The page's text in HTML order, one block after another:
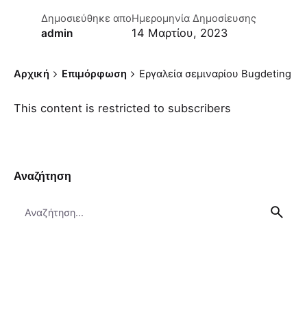
Δημοσιεύθηκε απο
admin
Ημερομηνία Δημοσίευσης
14 Μαρτίου, 2023
Αρχική Επιμόρφωση Εργαλεία σεμιναρίου Bugdeting
This content is restricted to subscribers
Αναζήτηση
for